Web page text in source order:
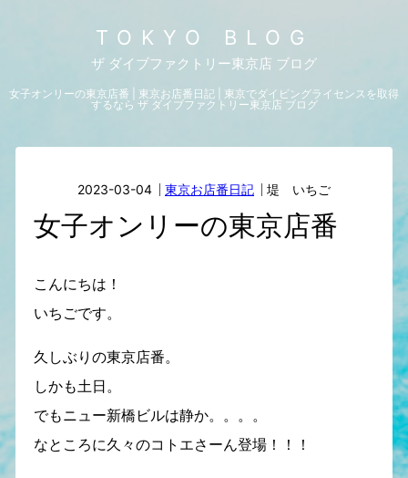
TOKYO BLOG
ザ ダイブファクトリー東京店 ブログ
女子オンリーの東京店番 | 東京お店番日記 | 東京でダイビングライセンスを取得
するなら ザ ダイブファクトリー東京店 ブログ
2023-03-04 東京お店番日記 堤 いちご
女子オンリーの東京店番
こんにちは！
いちごです。
久しぶりの東京店番。
しかも土日。
でもニュー新橋ビルは静か。。。。
なところに久々のコトエさーん登場！！！